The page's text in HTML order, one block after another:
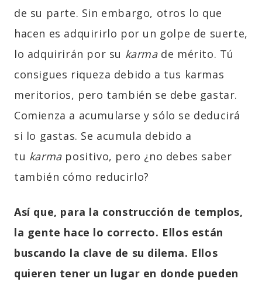
de su parte. Sin embargo, otros lo que
hacen es adquirirlo por un golpe de suerte,
lo adquirirán por su karmade mérito. Tú
consigues riqueza debido a tus karmas
meritorios, pero también se debe gastar.
Comienza a acumularse y sólo se deducirá
si lo gastas. Se acumula debido a
tu karmapositivo, pero ¿no debes saber
también cómo reducirlo?
Así que, para la construcción de templos,
la gente hace lo correcto. Ellos están
buscando la clave de su dilema. Ellos
quieren tener un lugar en donde pueden